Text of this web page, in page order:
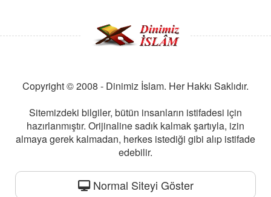
Copyright © 2008 - Dinimiz İslam. Her Hakkı Saklıdır.
Sitemizdeki bilgiler, bütün insanların istifadesi için
hazırlanmıştır. Orijinaline sadık kalmak şartıyla, izin
almaya gerek kalmadan, herkes istediği gibi alıp istifade
edebilir.
Normal Siteyi Göster